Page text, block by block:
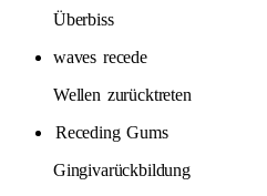
Überbiss
waves recede
Wellen zurücktreten
Receding Gums
Gingivarückbildung